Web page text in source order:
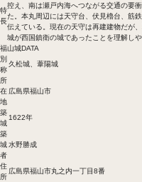
特
長
控え、南は瀬戸内海へつながる交通の要
た。本丸周辺には天守台、伏見櫓台、筋
伝えている。現在の天守は再建建物だが
城が西国鎮衛の城であったことを理解しや
福山城DATA
別
称
久松城、葦陽城
所
在
地
広島県福山市
築
城
1622年
築
城
者
水野勝成
住
所
広島県福山市丸之内一丁目8番